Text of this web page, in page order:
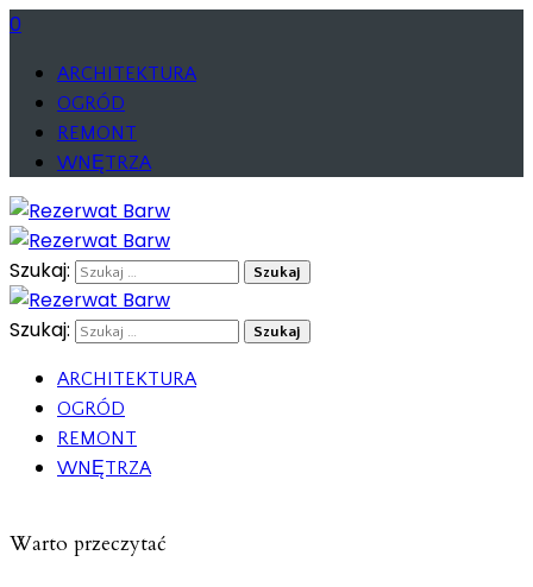
0
ARCHITEKTURA
OGRÓD
REMONT
WNĘTRZA
Szukaj:
Szukaj:
ARCHITEKTURA
OGRÓD
REMONT
WNĘTRZA
Warto przeczytać